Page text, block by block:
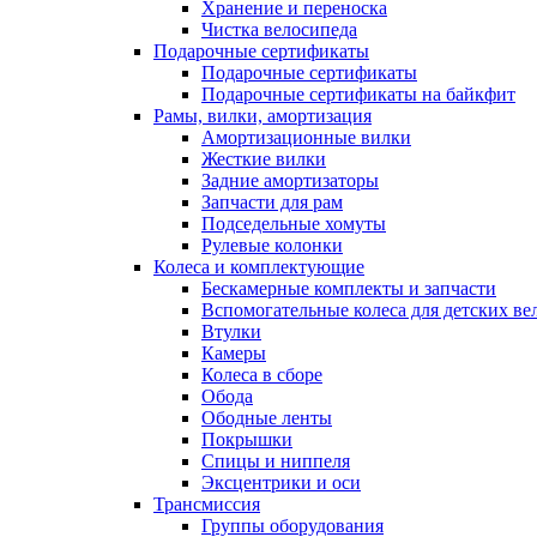
Хранение и переноска
Чистка велосипеда
Подарочные сертификаты
Подарочные сертификаты
Подарочные сертификаты на байкфит
Рамы, вилки, амортизация
Амортизационные вилки
Жесткие вилки
Задние амортизаторы
Запчасти для рам
Подседельные хомуты
Рулевые колонки
Колеса и комплектующие
Бескамерные комплекты и запчасти
Вспомогательные колеса для детских
Втулки
Камеры
Колеса в сборе
Обода
Ободные ленты
Покрышки
Спицы и ниппеля
Эксцентрики и оси
Трансмиссия
Группы оборудования